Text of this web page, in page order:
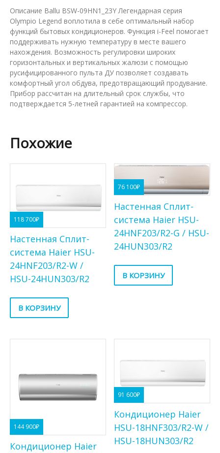
Описание Ballu BSW-09HN1_23Y Легендарная серия
Olympio Legend воплотила в себе оптимальный набор
функций бытовых кондиционеров. Функция i-Feel помогает
поддерживать нужную температуру в месте вашего
нахождения. Возможность регулировки широких
горизонтальных и вертикальных жалюзи с помощью
русифицированного пульта ДУ позволяет создавать
комфортный угол обдува, предотвращающий продувание.
Прибор рассчитан на длительный срок службы, что
подтверждается 5-летней гарантией на компрессор.
Похожие
118 700₽
Настенная Сплит-
система Haier HSU-
24HNF203/R2-W /
HSU-24HUN303/R2
В КОРЗИНУ
76 100₽
Настенная Сплит-
система Haier HSU-
24HNF203/R2-G / HSU-
24HUN303/R2
В КОРЗИНУ
144 900₽
Кондиционер Haier
91 600₽
Кондиционер Haier
HSU-18HNF303/R2-W /
HSU-18HUN303/R2